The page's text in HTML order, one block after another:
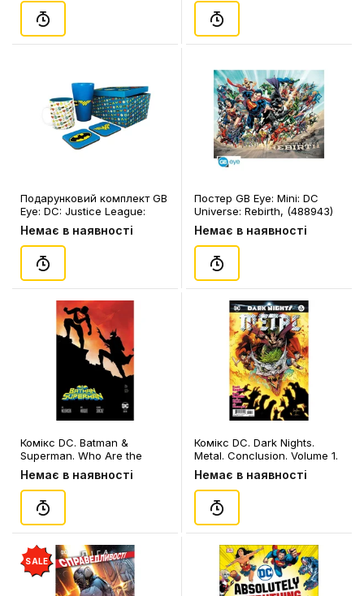
Подарунковий комплект GB
Eye: DC: Justice League:
Logos, (480142)
Немає в наявності
Постер GB Eye: Mini: DC
Universe: Rebirth, (488943)
Немає в наявності
Комікс DC. Batman &
Superman. Who Are the
Secret Six?. Part One.
Volume 1. #1 (Oliver's Cover),
(362123)
Немає в наявності
Комікс DC. Dark Nights.
Metal. Conclusion. Volume 1.
#6, (348926)
Немає в наявності
SALE